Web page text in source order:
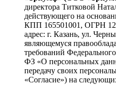
директора Титковой
действующего на
КПП 165501001, ОГРН
адрес: г. Казань, ул.
являющемуся
требований
ФЗ «О персональных
передачу своих
«Согласие») на